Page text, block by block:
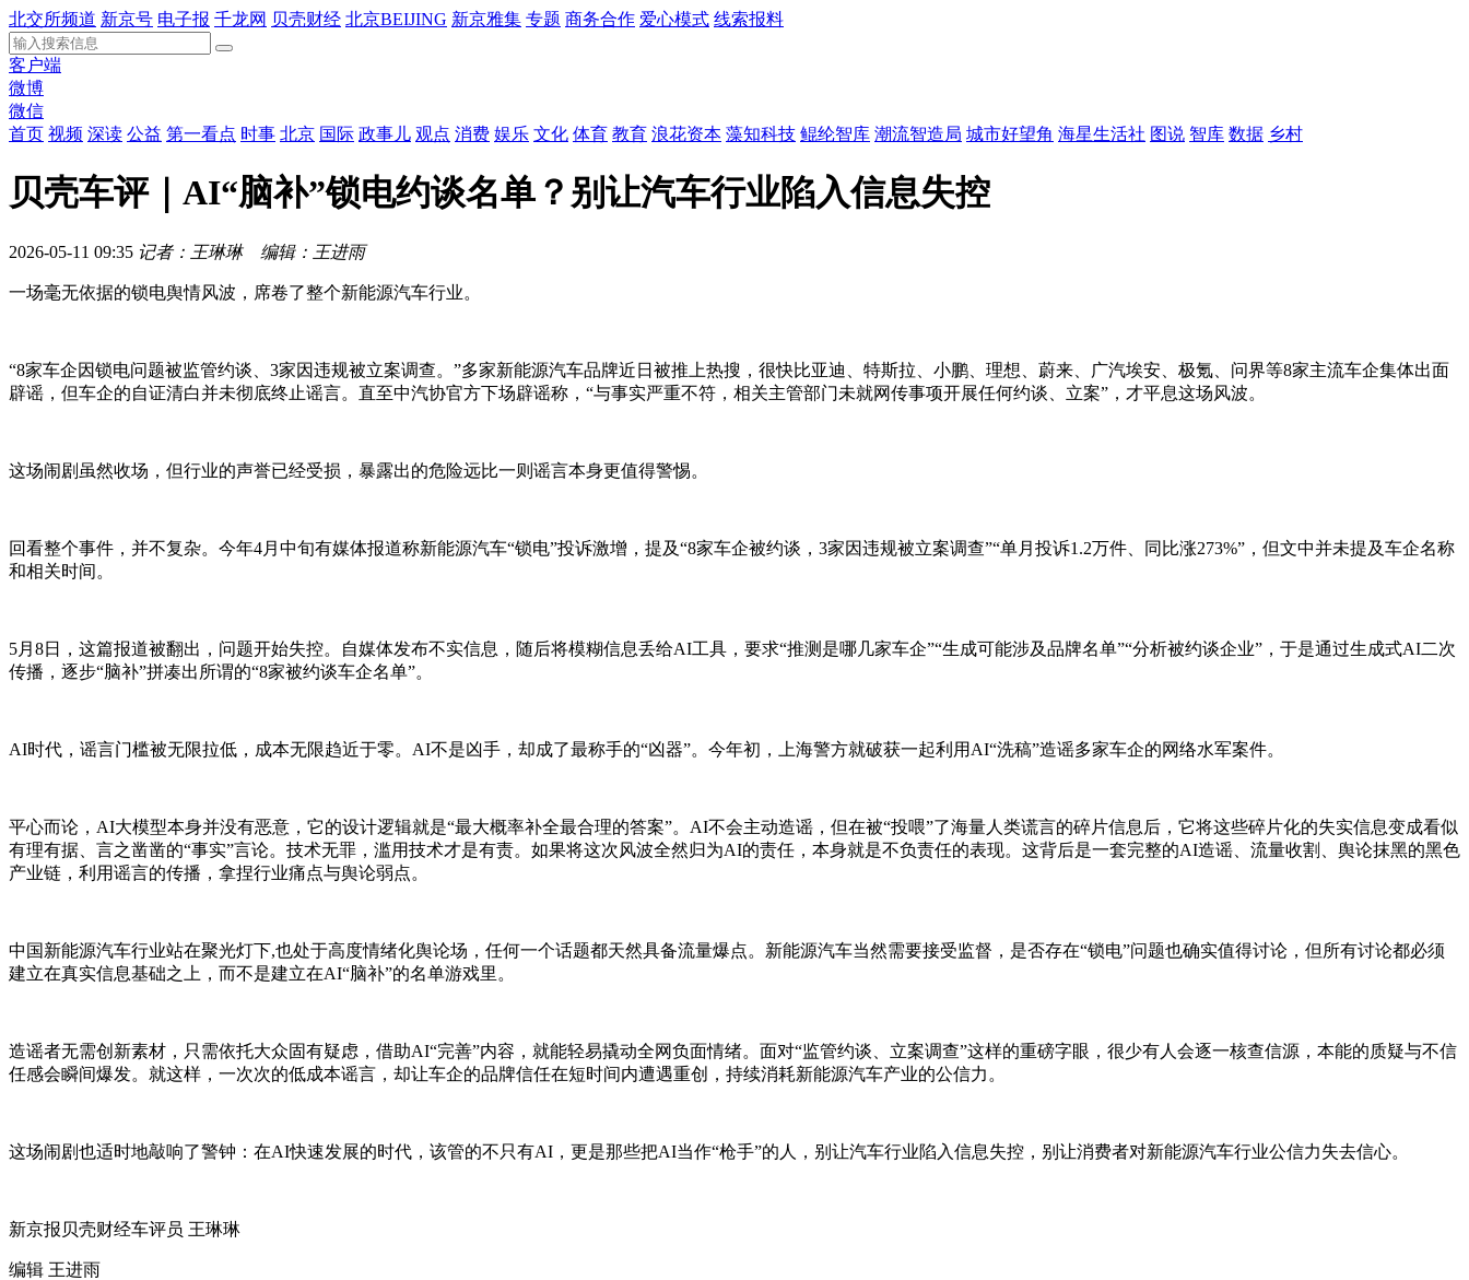
北交所频道 新京号 电子报 千龙网 贝壳财经 北京BEIJING 新京雅集 专题 商务合作 爱心模式 线索报料
客户端
微博
微信
首页 视频 深读 公益 第一看点 时事 北京 国际 政事儿 观点 消费 娱乐 文化 体育 教育 浪花资本 藻知科技 鲲纶智库 潮流智造局 城市好望角 海星生活社 图说 智库 数据 乡村
贝壳车评｜AI“脑补”锁电约谈名单？别让汽车行业陷入信息失控
2026-05-11 09:35 记者：王琳琳 编辑：王进雨
一场毫无依据的锁电舆情风波，席卷了整个新能源汽车行业。
“8家车企因锁电问题被监管约谈、3家因违规被立案调查。”多家新能源汽车品牌近日被推上热搜，很快比亚迪、特斯拉、小鹏、理想、蔚来、广汽埃安、极氪、问界等8家主流车企集体出面
辟谣，但车企的自证清白并未彻底终止谣言。直至中汽协官方下场辟谣称，“与事实严重不符，相关主管部门未就网传事项开展任何约谈、立案”，才平息这场风波。
这场闹剧虽然收场，但行业的声誉已经受损，暴露出的危险远比一则谣言本身更值得警惕。
回看整个事件，并不复杂。今年4月中旬有媒体报道称新能源汽车“锁电”投诉激增，提及“8家车企被约谈，3家因违规被立案调查”“单月投诉1.2万件、同比涨273%”，但文中并未提及车企名称
和相关时间。
5月8日，这篇报道被翻出，问题开始失控。自媒体发布不实信息，随后将模糊信息丢给AI工具，要求“推测是哪几家车企”“生成可能涉及品牌名单”“分析被约谈企业”，于是通过生成式AI二次
传播，逐步“脑补”拼凑出所谓的“8家被约谈车企名单”。
AI时代，谣言门槛被无限拉低，成本无限趋近于零。AI不是凶手，却成了最称手的“凶器”。今年初，上海警方就破获一起利用AI“洗稿”造谣多家车企的网络水军案件。
平心而论，AI大模型本身并没有恶意，它的设计逻辑就是“最大概率补全最合理的答案”。AI不会主动造谣，但在被“投喂”了海量人类谎言的碎片信息后，它将这些碎片化的失实信息变成看似
有理有据、言之凿凿的“事实”言论。技术无罪，滥用技术才是有责。如果将这次风波全然归为AI的责任，本身就是不负责任的表现。这背后是一套完整的AI造谣、流量收割、舆论抹黑的黑色
产业链，利用谣言的传播，拿捏行业痛点与舆论弱点。
中国新能源汽车行业站在聚光灯下,也处于高度情绪化舆论场，任何一个话题都天然具备流量爆点。新能源汽车当然需要接受监督，是否存在“锁电”问题也确实值得讨论，但所有讨论都必须
建立在真实信息基础之上，而不是建立在AI“脑补”的名单游戏里。
造谣者无需创新素材，只需依托大众固有疑虑，借助AI“完善”内容，就能轻易撬动全网负面情绪。面对“监管约谈、立案调查”这样的重磅字眼，很少有人会逐一核查信源，本能的质疑与不信
任感会瞬间爆发。就这样，一次次的低成本谣言，却让车企的品牌信任在短时间内遭遇重创，持续消耗新能源汽车产业的公信力。
这场闹剧也适时地敲响了警钟：在AI快速发展的时代，该管的不只有AI，更是那些把AI当作“枪手”的人，别让汽车行业陷入信息失控，别让消费者对新能源汽车行业公信力失去信心。
新京报贝壳财经车评员 王琳琳
编辑 王进雨